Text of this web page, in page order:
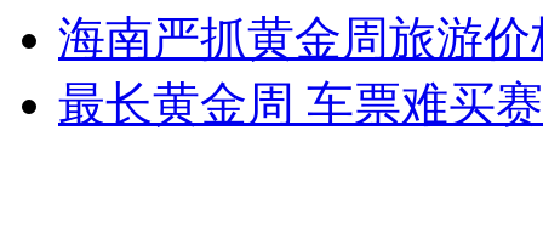
海南严抓黄金周旅游
最长黄金周 车票难买